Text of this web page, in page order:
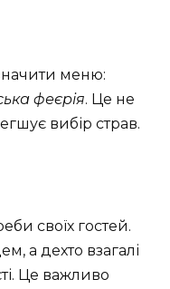
меню:
феєрія. Це не
вибір страв.
своїх гостей.
а дехто взагалі
Це важливо